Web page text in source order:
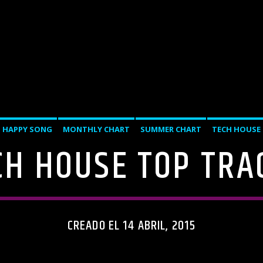
HAPPY SONG MONTHLY CHART SUMMER CHART TECH HOUSE
HOUSE TOP
CREADO EL 14 ABRIL, 2015